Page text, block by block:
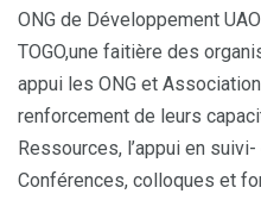
ONG de Développement
TOGO,une faitière des
appui les ONG et
renforcement de leurs
Ressources, l’appui en
Conférences, colloques et